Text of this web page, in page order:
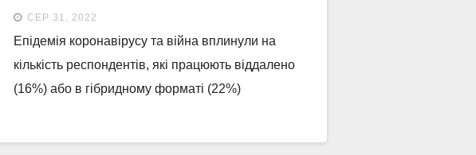
українців
СЕР 31, 2022
Епідемія коронавірусу та війна вплинули на
кількість респондентів, які працюють віддалено
(16%) або в гібридному форматі (22%)